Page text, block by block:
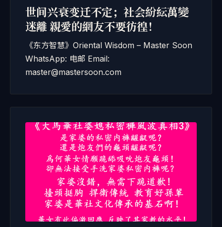
世间兴衰变迁不定；社会紛紜萬變
迷離 親愛的網友不要彷徨！
《东方智慧》Oriental Wisdom – Master Soon
WhatsApp: 电邮 Email:
master@mastersoon.com